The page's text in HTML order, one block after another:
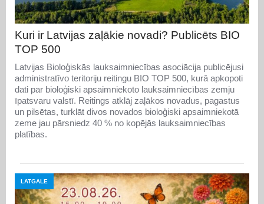
Kuri ir Latvijas zaļākie novadi? Publicēts BIO
TOP 500
Latvijas Bioloģiskās lauksaimniecības asociācija publicējusi
administratīvo teritoriju reitingu BIO TOP 500, kurā apkopoti
dati par bioloģiski apsaimniekoto lauksaimniecības zemju
īpatsvaru valstī. Reitings atklāj zaļākos novadus, pagastus
un pilsētas, turklāt divos novados bioloģiski apsaimniekotā
zeme jau pārsniedz 40 % no kopējās lauksaimniecības
platības.
LATGALE